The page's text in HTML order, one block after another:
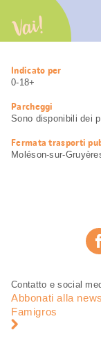
Vai!
Informazioni
utili
Indicato per
0-18+
Parcheggi
Sono disponibili dei
Fermata trasporti
Moléson-sur-
Piè
pagina
Navigazione
pagina
Contatto e social
Abbonati alla
Famigros